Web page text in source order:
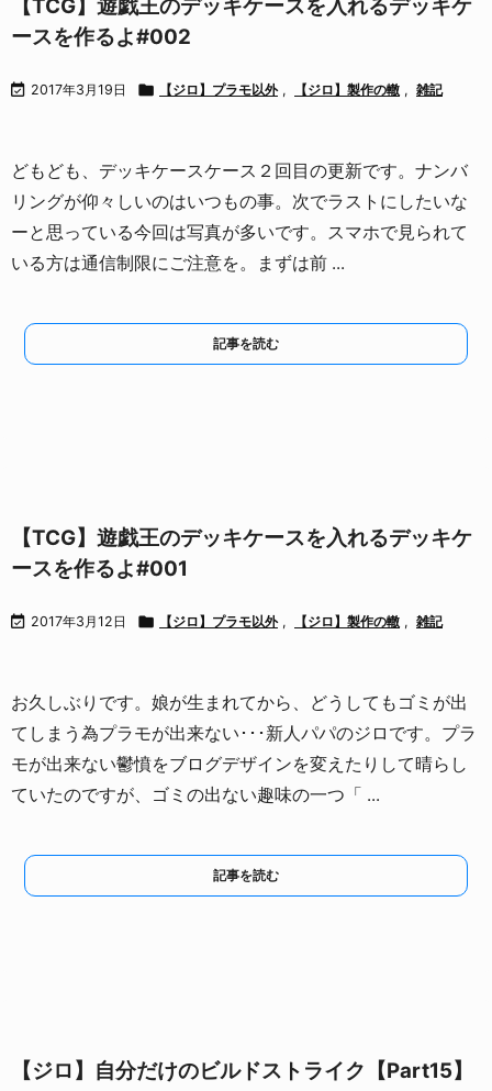
【TCG】遊戯王のデッキケースを入れるデッキケ
ースを作るよ#002
 2017年3月19日  【ジロ】プラモ以外 , 【ジロ】製作の轍 , 雑記
どもども、デッキケースケース２回目の更新です。 ナンバ
リングが仰々しいのはいつもの事。 次でラストにしたいな
ーと思っている今回は写真が多いです。
スマホで見られて
いる方は通信制限にご注意を。
まずは前 ...
記事を読む
【TCG】遊戯王のデッキケースを入れるデッキケ
ースを作るよ#001
 2017年3月12日  【ジロ】プラモ以外 , 【ジロ】製作の轍 , 雑記
お久しぶりです。 娘が生まれてから、どうしてもゴミが出
てしまう為プラモが出来ない･･･新人パパのジロです。 プラ
モが出来ない鬱憤をブログデザインを変えたりして晴らし
ていたのですが、
ゴミの出ない趣味の一つ「 ...
記事を読む
【ジロ】自分だけのビルドストライク【Part15】